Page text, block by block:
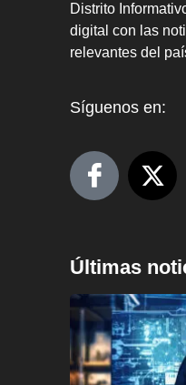
Distrito
digital con las
relevantes del
Síguenos en:
Últimas